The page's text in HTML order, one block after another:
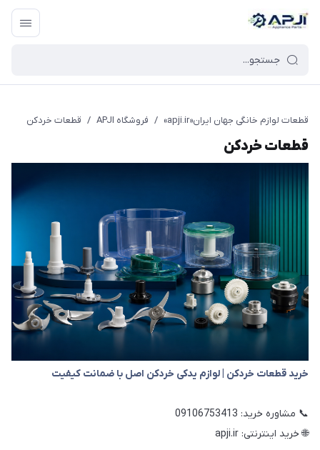
قطعات یدکی و جانبی لوازم خانگی جهان ایران
قطعات لوازم خانگی جهان ایران«apji.ir» / فروشگاه APJI / قطعات خردکن
قطعات خردکن
خرید قطعات خردکن | لوازم یدکی خردکن اصل با ضمانت کیفیت
📞 مشاوره خرید: 09106753413
🌐 خرید اینترنتی: apji.ir